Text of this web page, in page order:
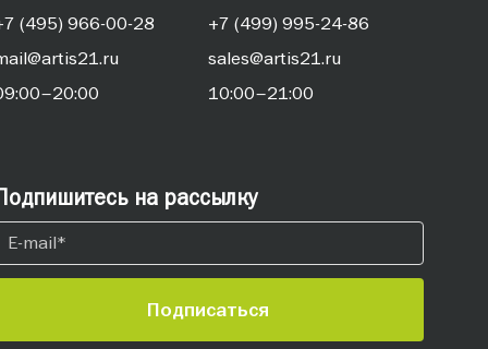
(495) 966-00-28
+7 (499) 995-24-86
sales@artis21.ru
10:00–21:00
на рассылку
Подписаться